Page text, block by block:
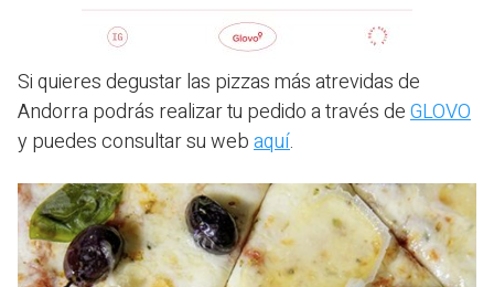
Si quieres degustar las pizzas más atrevidas de
Andorra podrás realizar tu pedido a través deGLOVO
y puedes consultar su webaquí.